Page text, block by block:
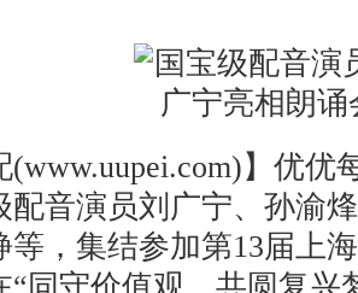
】优优
配音演员刘广宁、孙渝
等，集结参加第13届上